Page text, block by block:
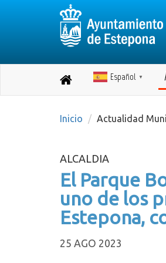
Destino:
inicio
Español ▼
Inicio Actualidad
ALCALDIA
El Parque
uno de los
Estepona,
25 AGO 2023